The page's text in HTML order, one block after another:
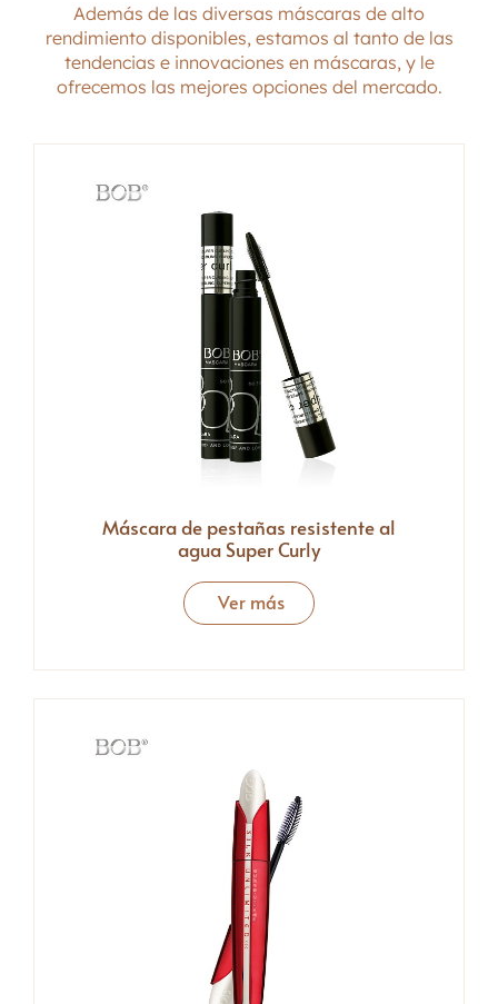
Además de las diversas máscaras de alto
rendimiento disponibles, estamos al tanto de las
tendencias e innovaciones en máscaras, y le
ofrecemos las mejores opciones del mercado.
Máscara de pestañas resistente al
agua Super Curly
Ver más